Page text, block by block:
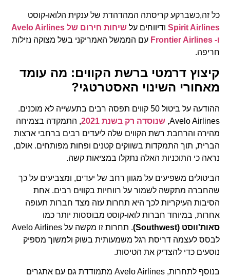
כל זה,כשברקע קריסתה המהדהדת של ענקית הלואו-קוסט
Spirit Airlinesודיווחים על
שיחות חירום של Avelo Airlines
עם הממשל האמריקני בשל מצוקה נזילות
חריפה.
קיצוץ דרמטי ברשת הקווים: מה עומד
מאחורי השינוי האסטרטגי?
ההודעה על ביטול 50 קווים תפסה רבים בתעשייה לא מוכנים.
Avelo Airlines, שנוסדה רק בשנת 2021
, התמקדה בצמיחה
מהירה והרחבת רשת הקווים שלה ליעדים רבים ברחבי ארצות
הברית, תוך התמקדות בשווקים קטנים ופחות מפותחים. אולם,
נראה כי התוכניות האלה נתקלו במציאות קשה.
הביטולים משפיעים על מגוון רחב של יעדים, ומצביעים על כך
שהחברה מתקשה לשמור על רווחיות בקווים רבים. אחת
הסיבות העיקריות לכך היא תחרות עזה מצד חברות תעופה
אחרות, במיוחד חברות לואו-קוסט מבוססות יותר כמו
סאות'ווסט (Southwest)
. תחרות זו מקשה על Avelo Airlines
לבסס לעצמה דריסת רגל משמעותית בשוק ולמשוך מספיק
נוסעים כדי להצדיק את הטיסות.
בנוסף לתחרות, Avelo Airlines מתמודדת גם עם אתגרים